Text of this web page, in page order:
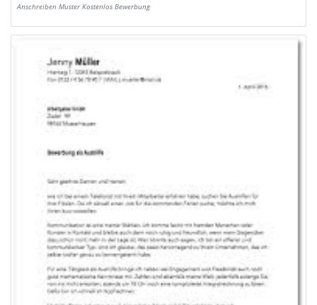
Anschreiben Muster Kostenlos Bewerbung